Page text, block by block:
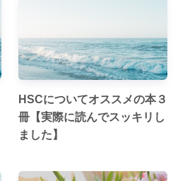
HSCについてオススメの本３
冊【実際に読んでスッキリし
ました】